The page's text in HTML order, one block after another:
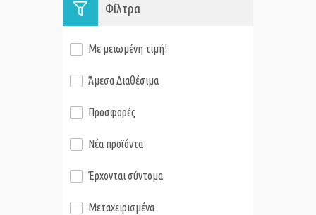
Φίλτρα
Με μειωμένη τιμή!
Άμεσα Διαθέσιμα
Προσφορές
Νέα προϊόντα
Έρχονται σύντομα
Μεταχειρισμένα